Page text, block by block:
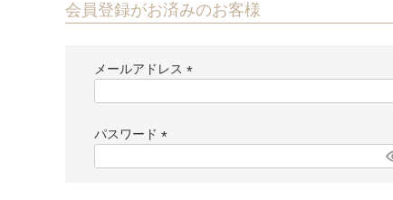
会員登録がお済みのお客様
メールアドレス
)
パスワード